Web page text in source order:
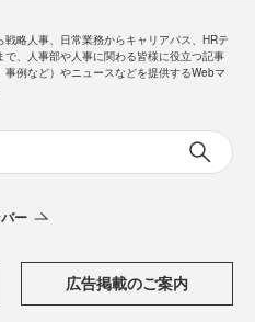
戦略人事、日常業務からキャリアパス、HRテ
で、人事部や人事に関わる皆様に役立つ記事
事例など）やニュースなどを提供するWebマ
ー
広告掲載のご案内